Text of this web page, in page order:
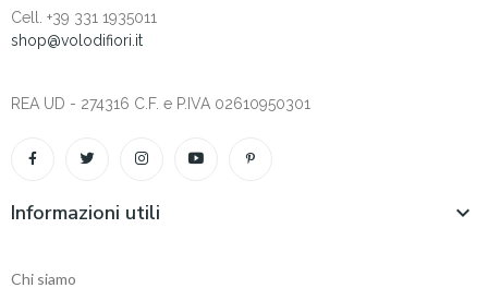
Cell. +‎39 331 1935011
shop@volodifiori.it
REA UD - 274316 C.F. e P.IVA 02610950301
Informazioni utili 
Chi siamo